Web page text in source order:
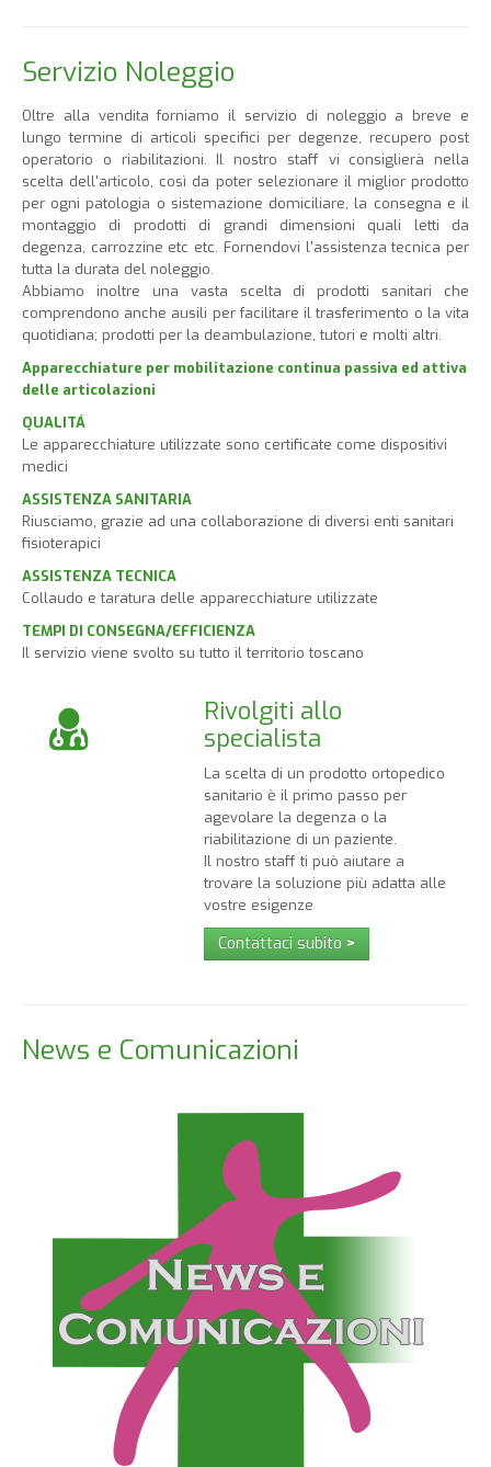
Servizio Noleggio
Oltre alla vendita forniamo il servizio di noleggio a breve e
lungo termine di articoli specifici per degenze, recupero post
operatorio o riabilitazioni. Il nostro staff vi consiglierà nella
scelta dell'articolo, così da poter selezionare il miglior prodotto
per ogni patologia o sistemazione domiciliare, la consegna e il
montaggio di prodotti di grandi dimensioni quali letti da
degenza, carrozzine etc etc. Fornendovi l'assistenza tecnica per
tutta la durata del noleggio.
Abbiamo inoltre una vasta scelta di prodotti sanitari che
comprendono anche ausili per facilitare il trasferimento o la vita
quotidiana; prodotti per la deambulazione, tutori e molti altri.
Apparecchiature per mobilitazione continua passiva ed attiva
delle articolazioni
QUALITÁ
Le apparecchiature utilizzate sono certificate come dispositivi
medici
ASSISTENZA SANITARIA
Riusciamo, grazie ad una collaborazione di diversi enti sanitari
fisioterapici
ASSISTENZA TECNICA
Collaudo e taratura delle apparecchiature utilizzate
TEMPI DI CONSEGNA/EFFICIENZA
Il servizio viene svolto su tutto il territorio toscano
Rivolgiti allo
specialista
La scelta di un prodotto ortopedico
sanitario è il primo passo per
agevolare la degenza o la
riabilitazione di un paziente.
Il nostro staff ti può aiutare a
trovare la soluzione più adatta alle
vostre esigenze
Contattaci subito >
News e Comunicazioni